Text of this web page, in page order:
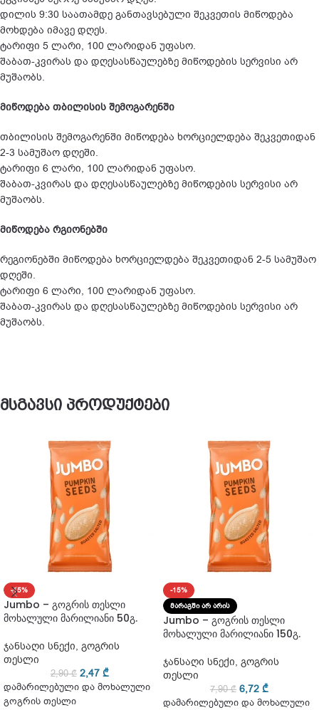
დილის 9:30 საათამდე განთავსებული შეკვეთის მიწოდება
მოხდება იმავე დღეს.
ტარიფი 5 ლარი, 100 ლარიდან უფასო.
შაბათ-კვირას და დღესასწაულებზე მიწოდების სერვისი არ
მუშაობს.
მიწოდება თბილისის შემოგარენში
თბილისის შემოგარენში მიწოდება ხორციელდება შეკვეთიდან
2-3 სამუშაო დღეში.
ტარიფი 6 ლარი, 100 ლარიდან უფასო.
შაბათ-კვირას და დღესასწაულებზე მიწოდების სერვისი არ
მუშაობს.
მიწოდება რგიონებში
რეგიონებში მიწოდება ხორციელდება შეკვეთიდან 2-5 სამუშაო
დღეში.
ტარიფი 6 ლარი, 100 ლარიდან უფასო.
შაბათ-კვირას და დღესასწაულებზე მიწოდების სერვისი არ
მუშაობს.
მსგავსი პროდუქტები
-15%
Jumbo – გოგრის თესლი
მოხალული მარილიანი 50გ.
ჯანსაღი სნექი, გოგრის
თესლი
2,90₾ 2,47 ₾
დამარილებული და მოხალული
გოგრის თესლი
-15%
ᲛᲐᲠᲐᲒᲨᲘ ᲐᲠ ᲐᲠᲘᲡ
Jumbo – გოგრის თესლი
მოხალული მარილიანი 150გ.
ჯანსაღი სნექი, გოგრის
თესლი
7,90₾ 6,72 ₾
დამარილებული და მოხალული